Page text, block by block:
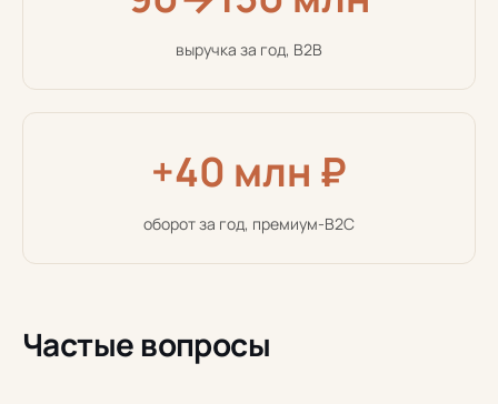
выручка за год, B2B
+40 млн ₽
оборот за год, премиум-B2C
Частые вопросы